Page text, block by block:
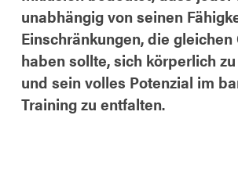
unabhängig von seinen
Einschränkungen, die gleichen
haben sollte, sich körperlich
und sein volles Potenzial im
Training zu entfalten.